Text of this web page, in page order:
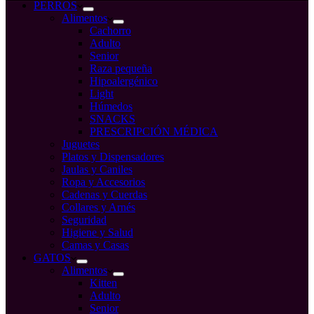
compraPERROS
Alimentos
Cachorro
Adulto
Senior
Raza pequeña
Hipoalergénico
Light
Húmedos
SNACKS
PRESCRIPCIÓN MÉDICA
Juguetes
Platos y Dispensadores
Jaulas y Caniles
Ropa y Accesorios
Cadenas y Cuerdas
Collares y Arnés
Seguridad
Higiene y Salud
Camas y Casas
GATOS
Alimentos
Kitten
Adulto
Senior